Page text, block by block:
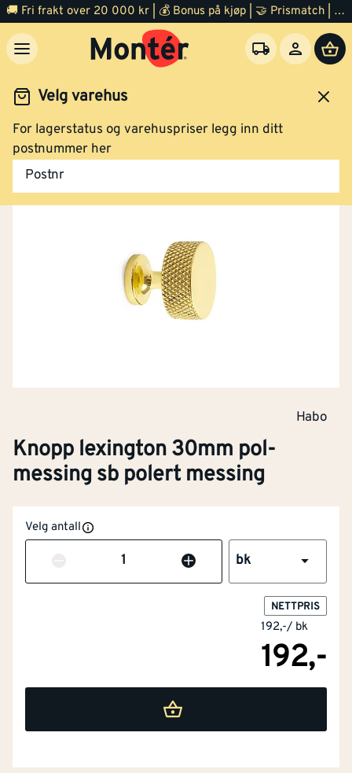
🚚 Fri frakt over 20 000 kr | 💰 Bonus på kjøp | 🤝 Prismatch | ⭐ 100% fornøyd garanti | 🏪 140 byggevarehus
Velg varehus
For lagerstatus og varehuspriser legg inn ditt
postnummer her
Postnr
Festemidler Plugger og slaganker
Habo
Knopp lexington 30mm pol-
messing sb polert messing
Velg antall
Antall bk
NETTPRIS
192,-/ bk
192,-